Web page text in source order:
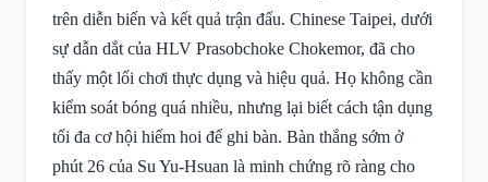
trên diễn biến và kết quả trận đấu. Chinese Taipei, dưới
sự dẫn dắt của HLV Prasobchoke Chokemor, đã cho
thấy một lối chơi thực dụng và hiệu quả. Họ không cần
kiểm soát bóng quá nhiều, nhưng lại biết cách tận dụng
tối đa cơ hội hiếm hoi để ghi bàn. Bàn thắng sớm ở
phút 26 của Su Yu-Hsuan là minh chứng rõ ràng cho